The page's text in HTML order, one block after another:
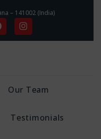
– 141002 (India)
Our Team
Testimonials